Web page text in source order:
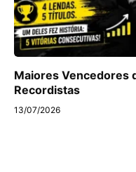
Maiores Vencedores
Recordistas
13/07/2026